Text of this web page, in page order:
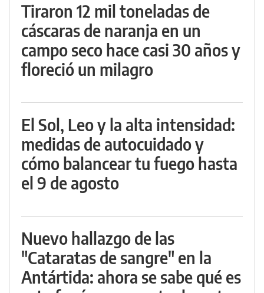
Tiraron 12 mil toneladas de
cáscaras de naranja en un
campo seco hace casi 30 años y
floreció un milagro
El Sol, Leo y la alta intensidad:
medidas de autocuidado y
cómo balancear tu fuego hasta
el 9 de agosto
Nuevo hallazgo de las
"Cataratas de sangre" en la
Antártida: ahora se sabe qué es